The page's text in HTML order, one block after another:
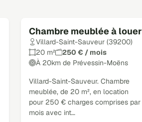
Chambre meublée à louer
Villard-Saint-Sauveur (39200)
20 m²
250 € / mois
À 20km de Prévessin-Moëns
Villard-Saint-Sauveur. Chambre
meublée, de 20 m², en location
pour 250 € charges comprises par
mois avec int…